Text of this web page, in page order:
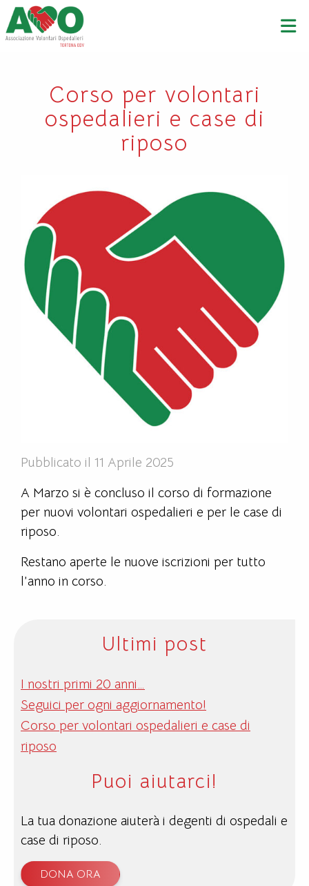
Corso per volontari
ospedalieri e case di
riposo
Pubblicato il 11 Aprile 2025
A Marzo si è concluso il corso di formazione
per nuovi volontari ospedalieri e per le case di
riposo.
Restano aperte le nuove iscrizioni per tutto
l’anno in corso.
Ultimi post
I nostri primi 20 anni…
Seguici per ogni aggiornamento!
Corso per volontari ospedalieri e case di
riposo
Puoi aiutarci!
La tua donazione aiuterà i degenti di ospedali e
case di riposo.
DONA ORA